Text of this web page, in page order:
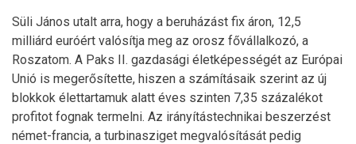
Süli János utalt arra, hogy a beruházást fix áron, 12,5
milliárd euróért valósítja meg az orosz fővállalkozó, a
Roszatom. A Paks II. gazdasági életképességét az Európai
Unió is megerősítette, hiszen a számításaik szerint az új
blokkok élettartamuk alatt éves szinten 7,35 százalékot
profitot fognak termelni. Az irányítástechnikai beszerzést
német-francia, a turbinasziget megvalósítását pedig